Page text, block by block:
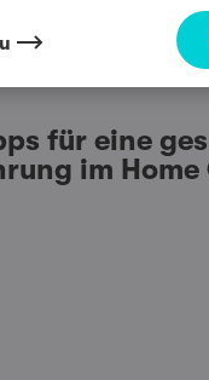
für eine
im